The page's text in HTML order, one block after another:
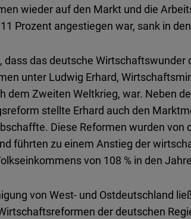
wieder auf den Markt und die
Prozent angestiegen war, sank in
dass das deutsche Wirtschaftswunder
unter Ludwig Erhard,
dem Zweiten Weltkrieg, war. Neben
stellte Erhard auch den
Diese Reformen wurden
führten zu einem Anstieg der
von 108 % in den
von West- und Ostdeutschland
der deutschen